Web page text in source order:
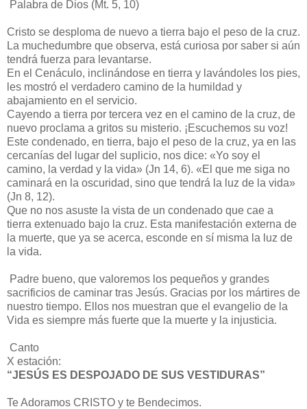
Palabra de Dios (Mt. 5, 10)
Cristo se desploma de nuevo a tierra bajo el peso de la cruz.
La muchedumbre que observa, está curiosa por saber si aún
tendrá fuerza para levantarse.
En el Cenáculo, inclinándose en tierra y lavándoles los pies,
les mostró el verdadero camino de la humildad y
abajamiento en el servicio.
Cayendo a tierra por tercera vez en el camino de la cruz, de
nuevo proclama a gritos su misterio. ¡Escuchemos su voz!
Este condenado, en tierra, bajo el peso de la cruz, ya en las
cercanías del lugar del suplicio, nos dice: «Yo soy el
camino, la verdad y la vida» (Jn 14, 6). «El que me siga no
caminará en la oscuridad, sino que tendrá la luz de la vida»
(Jn 8, 12).
Que no nos asuste la vista de un condenado que cae a
tierra extenuado bajo la cruz. Esta manifestación externa de
la muerte, que ya se acerca, esconde en sí misma la luz de
la vida.
Padre bueno, que valoremos los pequeños y grandes
sacrificios de caminar tras Jesús. Gracias por los mártires de
nuestro tiempo. Ellos nos muestran que el evangelio de la
Vida es siempre más fuerte que la muerte y la injusticia.
Canto
X estación:
“JESÚS ES DESPOJADO DE SUS VESTIDURAS”
Te Adoramos CRISTO y te Bendecimos.